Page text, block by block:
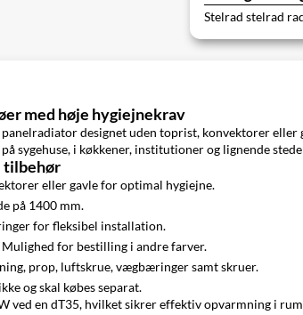
Stelrad stelrad
med høje hygiejnekrav
designet uden toprist, konvektorer
sygehuse, i køkkener, institutioner og lignende
tilbehør
eller gavle for optimal hygiejne.
på 1400 mm.
for fleksibel installation.
for bestilling i andre farver.
prop, luftskrue, vægbæringer samt skruer.
og skal købes separat.
ved en dT35, hvilket sikrer effektiv opvarmning i